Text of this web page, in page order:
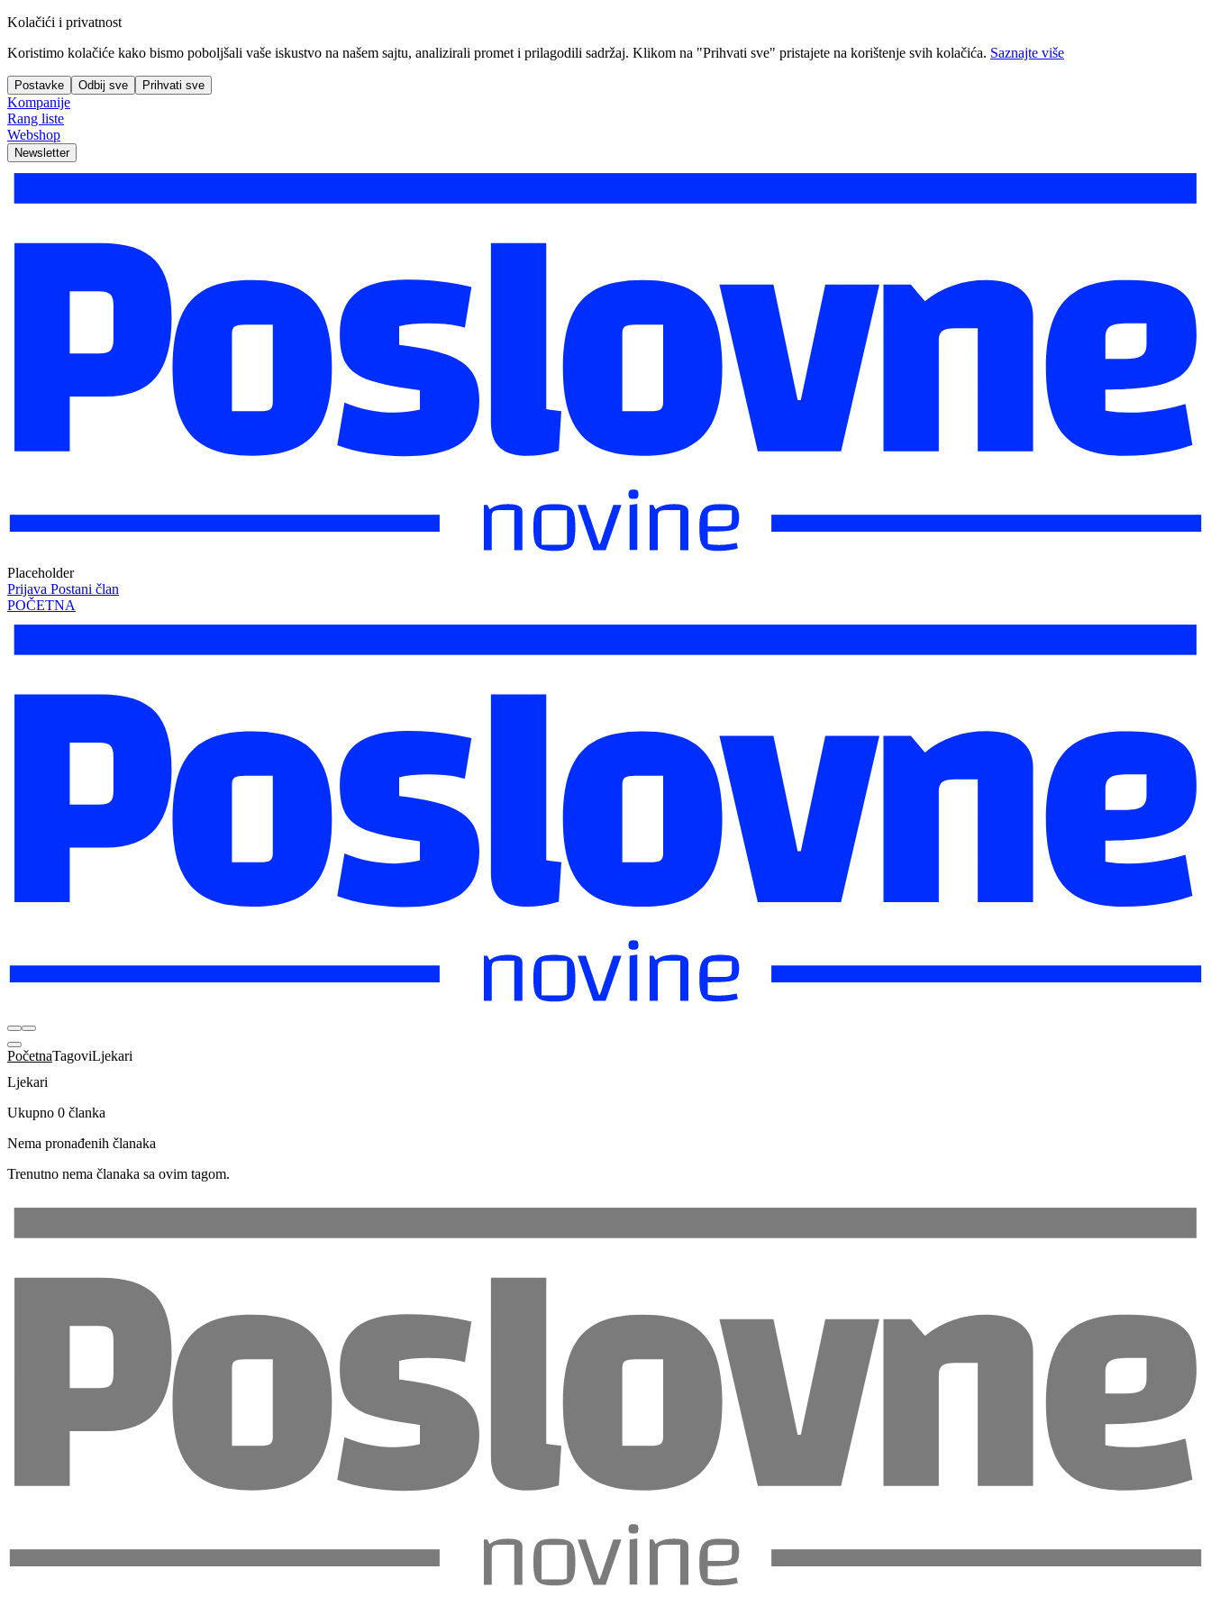
Kolačići i privatnost
Koristimo kolačiće kako bismo poboljšali vaše iskustvo na našem sajtu, analizirali promet i prilagodili sadržaj. Klikom na "Prihvati sve" pristajete na korištenje svih kolačića. Saznajte više
Postavke Odbij sve Prihvati sve
Kompanije
Rang liste
Webshop
Newsletter
Placeholder
Prijava Postani član
POČETNA
PočetnaTagoviLjekari
Ljekari
Ukupno 0 članka
Nema pronađenih članaka
Trenutno nema članaka sa ovim tagom.